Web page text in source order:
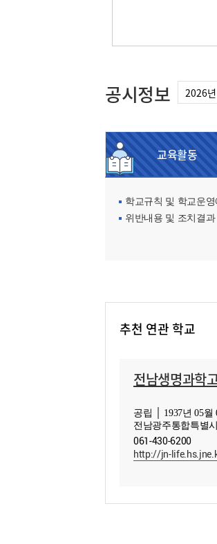
공시정보
교육활동
학교규칙 및 학교운
위반내용 및 조치결과
추천 연관 학교
전남생명과학
공립 │ 1937년 05월
전남광주통합특별
061-430-6200
http://jn-